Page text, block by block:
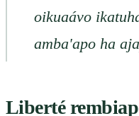
oikuaávo
amba'apo ha
Liberté